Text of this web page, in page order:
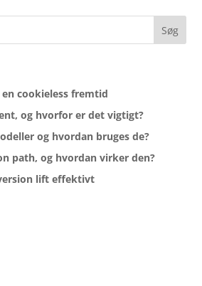
cookieless fremtid
og hvorfor er det vigtigt?
og hvordan bruges de?
path, og hvordan virker den?
lift effektivt